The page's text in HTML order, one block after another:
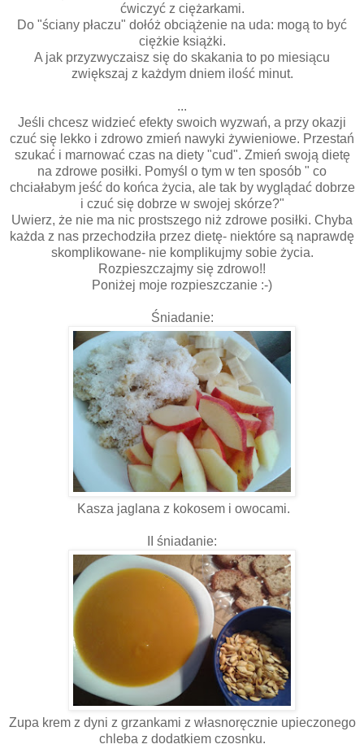
ćwiczyć z ciężarkami.
Do "ściany płaczu" dołóż obciążenie na uda: mogą to być
ciężkie książki.
A jak przyzwyczaisz się do skakania to po miesiącu
zwiększaj z każdym dniem ilość minut.
...
Jeśli chcesz widzieć efekty swoich wyzwań, a przy okazji
czuć się lekko i zdrowo zmień nawyki żywieniowe. Przestań
szukać i marnować czas na diety "cud". Zmień swoją dietę
na zdrowe posiłki. Pomyśl o tym w ten sposób " co
chciałabym jeść do końca życia, ale tak by wyglądać dobrze
i czuć się dobrze w swojej skórze?"
Uwierz, że nie ma nic prostszego niż zdrowe posiłki. Chyba
każda z nas przechodziła przez dietę- niektóre są naprawdę
skomplikowane- nie komplikujmy sobie życia.
Rozpieszczajmy się zdrowo!!
Poniżej moje rozpieszczanie :-)
Śniadanie:
Kasza jaglana z kokosem i owocami.
II śniadanie:
Zupa krem z dyni z grzankami z własnoręcznie upieczonego
chleba z dodatkiem czosnku.